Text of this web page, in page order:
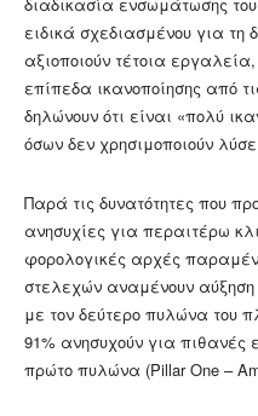
ειδικά σχεδιασμένου για τη
αξιοποιούν τέτοια
επίπεδα ικανοποίησης από
δηλώνουν ότι είναι «πολύ
όσων δεν χρησιμοποιούν
Παρά τις δυνατότητες που
ανησυχίες για περαιτέρω
φορολογικές αρχές
στελεχών αναμένουν αύξηση
με τον δεύτερο πυλώνα του
91% ανησυχούν για πιθανές
πρώτο πυλώνα (Pillar One –